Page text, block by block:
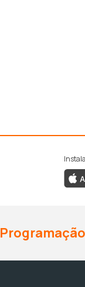
Programação